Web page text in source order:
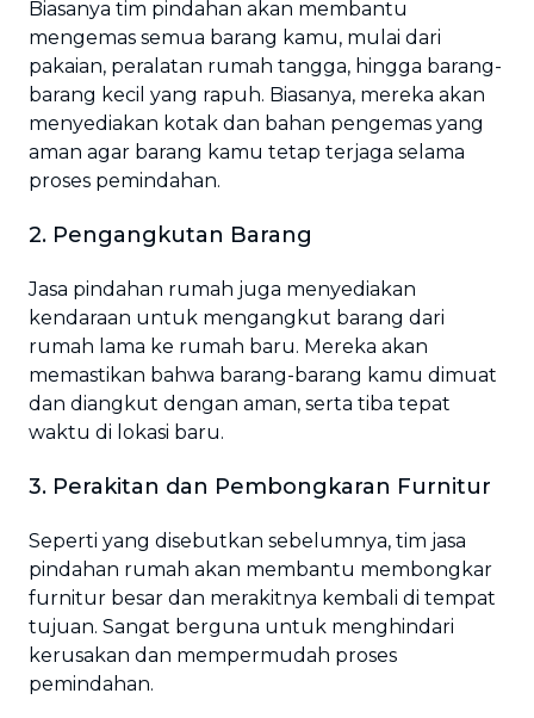
Biasanya tim pindahan akan membantu
mengemas semua barang kamu, mulai dari
pakaian, peralatan rumah tangga, hingga barang-
barang kecil yang rapuh. Biasanya, mereka akan
menyediakan kotak dan bahan pengemas yang
aman agar barang kamu tetap terjaga selama
proses pemindahan.
2. Pengangkutan Barang
Jasa pindahan rumah juga menyediakan
kendaraan untuk mengangkut barang dari
rumah lama ke rumah baru. Mereka akan
memastikan bahwa barang-barang kamu dimuat
dan diangkut dengan aman, serta tiba tepat
waktu di lokasi baru.
3. Perakitan dan Pembongkaran Furnitur
Seperti yang disebutkan sebelumnya, tim jasa
pindahan rumah akan membantu membongkar
furnitur besar dan merakitnya kembali di tempat
tujuan. Sangat berguna untuk menghindari
kerusakan dan mempermudah proses
pemindahan.